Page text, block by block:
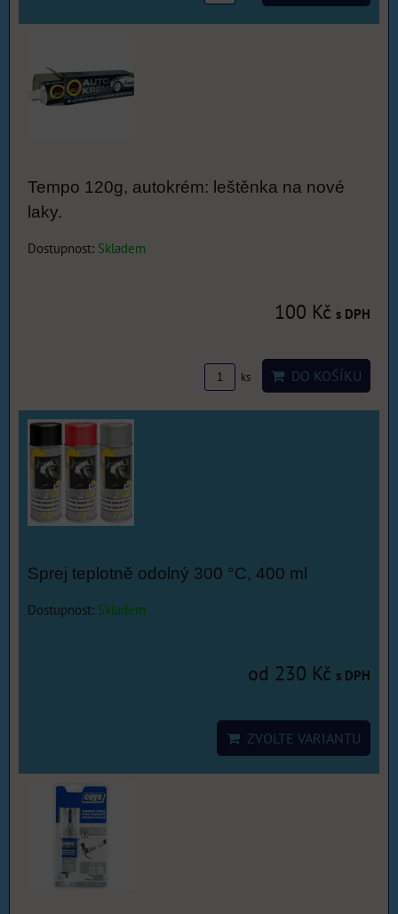
Tempo 120g, autokrém: leštěnka na nové
laky.
Dostupnost: Skladem
100 Kč s DPH
ks DO KOŠÍKU
Sprej teplotně odolný 300 °C, 400 ml
Dostupnost: Skladem
od 230 Kč s DPH
ZVOLTE VARIANTU